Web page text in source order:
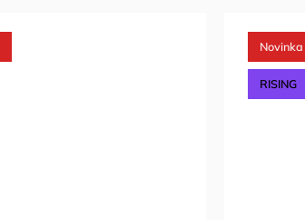
Novinka
RISING